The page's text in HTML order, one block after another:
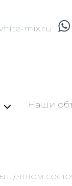
mix.ru
Наши